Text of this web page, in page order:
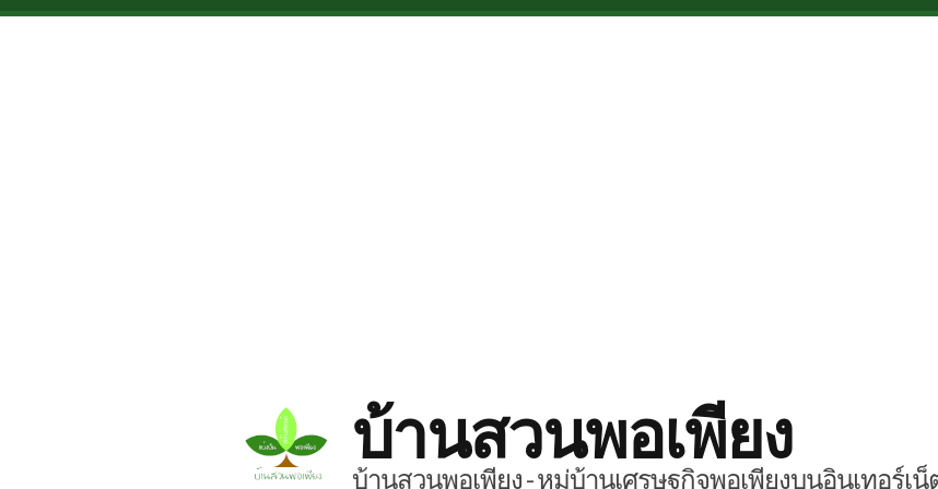
Skip to main content
บ้านสวนพอเพียง
บ้านสวนพอเพียง - หมู่บ้านเศรษฐกิจพอเพียงบนอินเทอร์เ